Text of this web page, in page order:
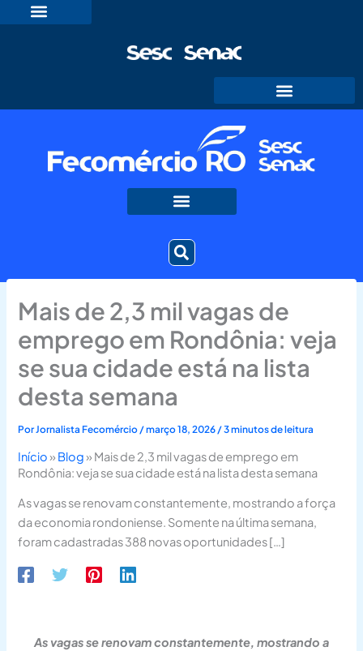
para
Mais de 2,3 mil vagas de
emprego em Rondônia: veja
se sua cidade está na lista
desta semana
PorJornalista Fecomércio /março 18, 2026 /3 minutos de leitura
Início» Blog» Mais de 2,3 mil vagas de emprego em
Rondônia: veja se sua cidade está na lista desta semana
As vagas se renovam constantemente, mostrando a força
da economia rondoniense. Somente na última semana,
foram cadastradas 388 novas oportunidades […]
As vagas se renovam constantemente, mostrando a